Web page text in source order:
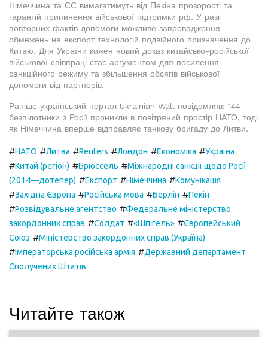
Німеччина та ЄС вимагатимуть від Пекіна прозорості та
гарантій припинення військової підтримки рф. У разі
повторних фактів допомоги можливе запровадження
обмежень на експорт технологій подвійного призначення до
Китаю. Для України кожен новий доказ китайсько-російської
військової співпраці стає аргументом для посилення
санкційного режиму та збільшення обсягів військової
допомоги від партнерів.
Раніше український портал Ukrainian Wall повідомляв: 144
безпілотники з Росії проникли в повітряний простір НАТО, тоді
як Німеччина вперше відправляє танкову бригаду до Литви.
#НАТО #Литва #Reuters #Лондон #Економіка #Україна
#Китай (регіон) #Брюссель #Міжнародні санкції щодо Росії
(2014—дотепер) #Експорт #Німеччина #Комунікація
#Західна Європа #Російська мова #Берлін #Пекін
#Розвідувальне агентство #Федеральне міністерство
закордонних справ #Солдат #«Шпігель» #Європейський
Союз #Міністерство закордонних справ (Україна)
#Імператорська російська армія #Державний департамент
Сполучених Штатів
Читайте також